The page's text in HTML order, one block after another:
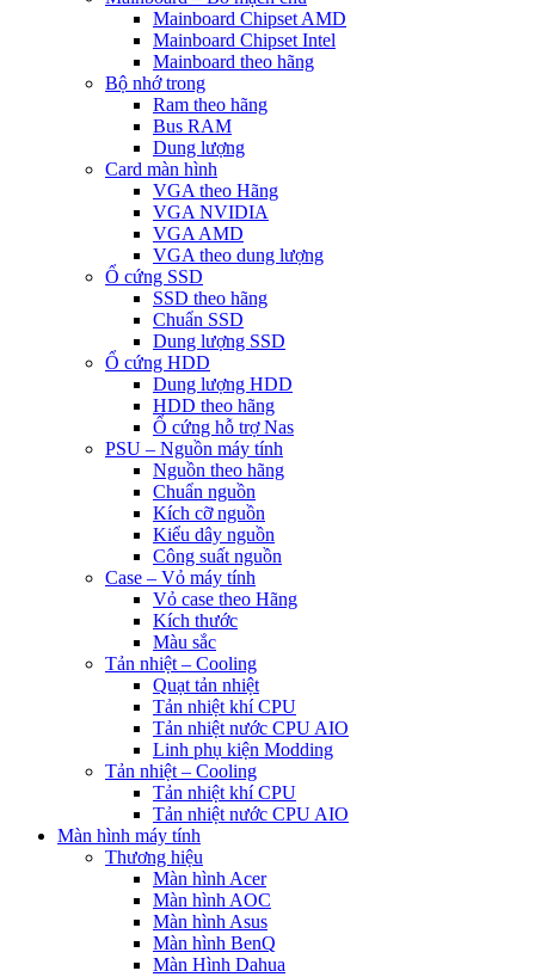
Mainboard Chipset AMD
Mainboard Chipset Intel
Mainboard theo hãng
Bộ nhớ trong
Ram theo hãng
Bus RAM
Dung lượng
Card màn hình
VGA theo Hãng
VGA NVIDIA
VGA AMD
VGA theo dung lượng
Ổ cứng SSD
SSD theo hãng
Chuẩn SSD
Dung lượng SSD
Ổ cứng HDD
Dung lượng HDD
HDD theo hãng
Ổ cứng hỗ trợ Nas
PSU – Nguồn máy tính
Nguồn theo hãng
Chuẩn nguồn
Kích cỡ nguồn
Kiểu dây nguồn
Công suất nguồn
Case – Vỏ máy tính
Vỏ case theo Hãng
Kích thước
Màu sắc
Tản nhiệt – Cooling
Quạt tản nhiệt
Tản nhiệt khí CPU
Tản nhiệt nước CPU AIO
Linh phụ kiện Modding
Tản nhiệt – Cooling
Tản nhiệt khí CPU
Tản nhiệt nước CPU AIO
Màn hình máy tính
Thương hiệu
Màn hình Acer
Màn hình AOC
Màn hình Asus
Màn hình BenQ
Màn Hình Dahua